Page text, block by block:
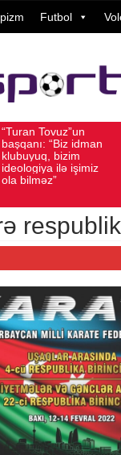
Futbol
Avqust 05, 2026